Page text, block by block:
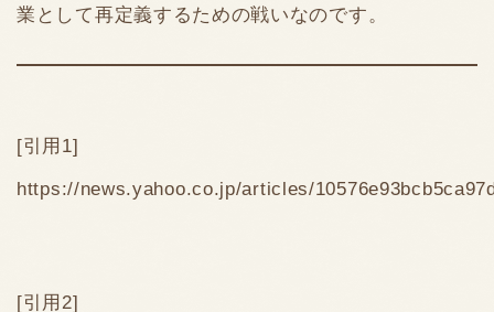
業として再定義するための戦いなのです。
[引用1]
https://news.yahoo.co.jp/articles/
[引用2]